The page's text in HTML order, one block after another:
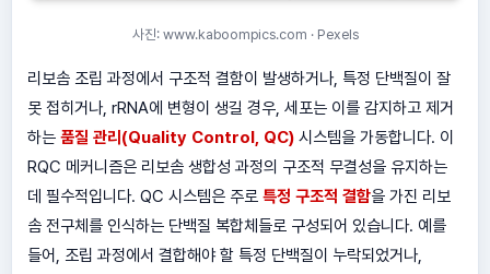
사진: www.kaboompics.com · Pexels
리보솜 조립 과정에서 구조적 결함이 발생하거나, 특정 단백질이 잘
못 접히거나, rRNA에 변형이 생길 경우, 세포는 이를 감지하고 제거
하는 품질 관리(Quality Control, QC)시스템을 가동합니다. 이
RQC 메커니즘은 리보솜 생합성 과정의 구조적 무결성을 유지하는
데 필수적입니다. QC 시스템은 주로 특정 구조적 결함을 가진 리보
솜 전구체를 인식하는 단백질 복합체들로 구성되어 있습니다. 예를
들어, 조립 과정에서 결합해야 할 특정 단백질이 누락되었거나,